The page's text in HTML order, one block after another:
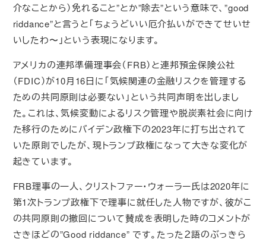
介なことから）免れること”とか”除去”という意味で、”good
riddance”と言うと「ちょうどいい厄介払いができてせいせ
いしたわ〜」という表現になります。
アメリカの連邦準備理事会（FRB）と連邦預金保険公社
（FDIC）が10月16日に「気候関連の金融リスクを管理する
ための共同原則は必要ない」という共同声明を出しまし
た。これは、気候変動によるリスク管理や脱炭素社会に向け
た移行のためにバイデン政権下の2023年に打ち出されて
いた原則でしたが、現トランプ政権になって大きな変化が
起きています。
FRB理事の一人、クリストファー・ウォーラー氏は2020年に
第1次トランプ政権下で理事に就任した人物ですが、彼がこ
の共同原則の撤回について賛成を表明した時のコメントが
さきほどの”Good riddance” です。たった２語のぶっきら